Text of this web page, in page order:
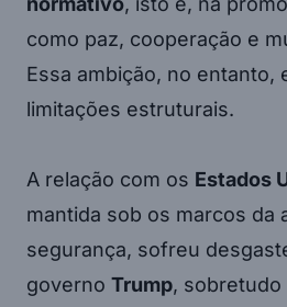
como paz, cooperação e
Essa ambição, no entanto,
limitações estruturais.
A relação com os Estados
mantida sob os marcos da
segurança, sofreu
governo Trump, sobretudo